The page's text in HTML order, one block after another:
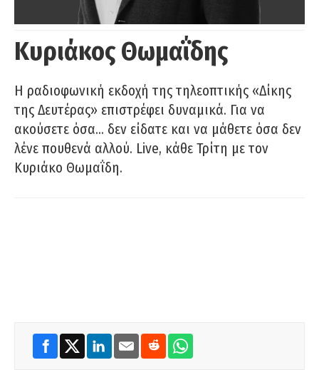
Κυριάκος Θωμαΐδης
Η ραδιοφωνική εκδοχή της τηλεοπτικής «Δίκης
της Δευτέρας» επιστρέφει δυναμικά. Για να
ακούσετε όσα… δεν είδατε και να μάθετε όσα δεν
λένε πουθενά αλλού. Live, κάθε Τρίτη με τον
Κυριάκο Θωμαΐδη.